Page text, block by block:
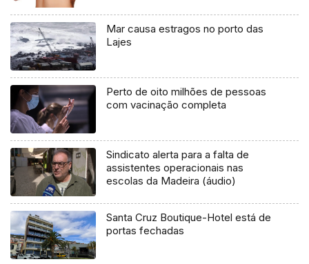
Mar causa estragos no porto das
Lajes
Perto de oito milhões de pessoas
com vacinação completa
Sindicato alerta para a falta de
assistentes operacionais nas
escolas da Madeira (áudio)
Santa Cruz Boutique-Hotel está de
portas fechadas